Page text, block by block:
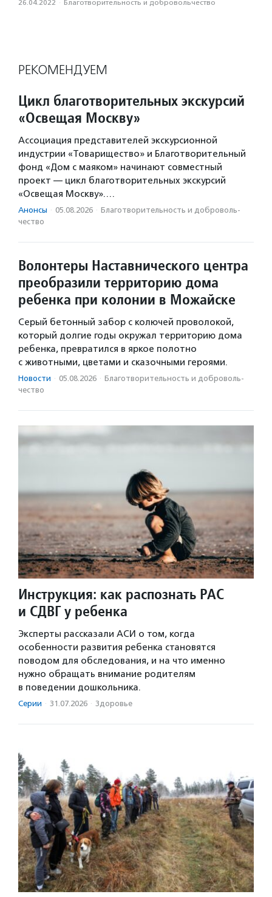
26.04.2022 · Благотвори­тель­ность и доброволь­чест­во
РЕКОМЕНДУЕМ
Цикл благотворительных экскурсий
«Освещая Москву»
Ассоциация представителей экскурсионной
индустрии «Товарищество» и Благотворительный
фонд «Дом с маяком» начинают совместный
проект — цикл благотворительных экскурсий
«Освещая Москву».…
Анонсы · 05.08.2026 · Благотвори­тель­ность и доброволь­
чест­во
Волонтеры Наставнического центра
преобразили территорию дома
ребенка при колонии в Можайске
Серый бетонный забор с колючей проволокой,
который долгие годы окружал территорию дома
ребенка, превратился в яркое полотно
с животными, цветами и сказочными героями.
Новости · 05.08.2026 · Благотвори­тель­ность и доброволь­
чест­во
Инструкция: как распознать РАС
и СДВГ у ребенка
Эксперты рассказали АСИ о том, когда
особенности развития ребенка становятся
поводом для обследования, и на что именно
нужно обращать внимание родителям
в поведении дошкольника.
Серии · 31.07.2026 · Здоровье